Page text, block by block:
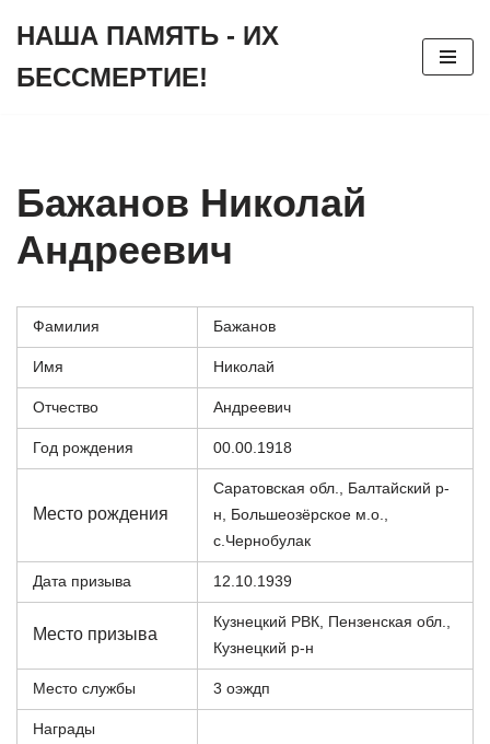
к
НАША ПАМЯТЬ - ИХ
БЕССМЕРТИЕ!
Бажанов Николай
Андреевич
Фамилия Бажанов
Имя Николай
Отчество Андреевич
Год рождения 00.00.1918
Место рождения
Саратовская обл., Балтайский р-
н, Большеозёрское м.о.,
с.Чернобулак
Дата призыва 12.10.1939
Место призыва
Кузнецкий РВК, Пензенская обл.,
Кузнецкий р-н
Место службы 3 оэждп
Награды